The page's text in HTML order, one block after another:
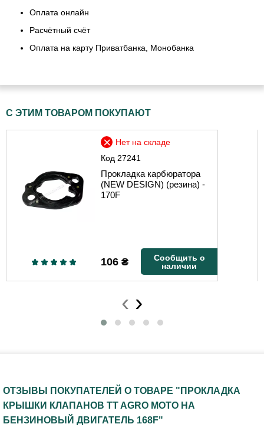
Оплата онлайн
Расчётный счёт
Оплата на карту Приватбанка, Монобанка
С ЭТИМ ТОВАРОМ ПОКУПАЮТ
Код 27241
Нет на складе
Прокладка карбюратора
(NEW DESIGN) (резина) -
170F
106 ₴
Сообщить о
наличии
‹ ›
ОТЗЫВЫ ПОКУПАТЕЛЕЙ О ТОВАРЕ "ПРОКЛАДКА
КРЫШКИ КЛАПАНОВ TT AGRO MOTO НА
БЕНЗИНОВЫЙ ДВИГАТЕЛЬ 168F"